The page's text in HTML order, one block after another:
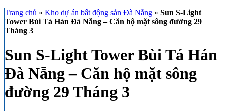
Trang chủ » Kho dự án bất động sản Đà Nẵng » Sun S-Light
Tower Bùi Tá Hán Đà Nẵng – Căn hộ mặt sông đường 29
Tháng 3
Sun S-Light Tower Bùi Tá Hán
Đà Nẵng – Căn hộ mặt sông
đường 29 Tháng 3